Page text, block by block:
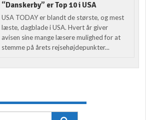
“Danskerby” er Top 10 i USA
USA TODAY er blandt de største, og mest
læste, dagblade i USA. Hvert år giver
avisen sine mange læsere mulighed for at
stemme på årets rejsehøjdepunkter...